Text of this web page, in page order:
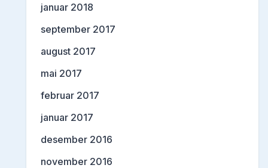
januar 2018
september 2017
august 2017
mai 2017
februar 2017
januar 2017
desember 2016
november 2016